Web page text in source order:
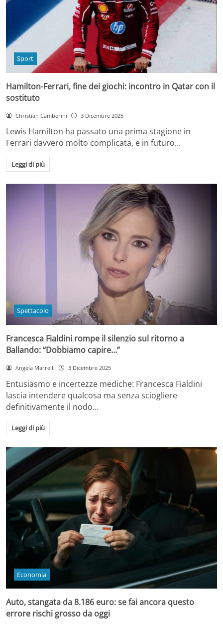
Sport
Hamilton-Ferrari, fine dei giochi: incontro in Qatar con il
sostituto
Christian Camberini 3 Dicembre 2025
Lewis Hamilton ha passato una prima stagione in
Ferrari davvero molto complicata, e in futuro…
Leggi di più
Spettacolo
Francesca Fialdini rompe il silenzio sul ritorno a
Ballando: “Dobbiamo capire…”
Angela Marrelli 3 Dicembre 2025
Entusiasmo e incertezze mediche: Francesca Fialdini
lascia intendere qualcosa ma senza sciogliere
definitivamente il nodo…
Leggi di più
Economia
Auto, stangata da 8.186 euro: se fai ancora questo
errore rischi grosso da oggi